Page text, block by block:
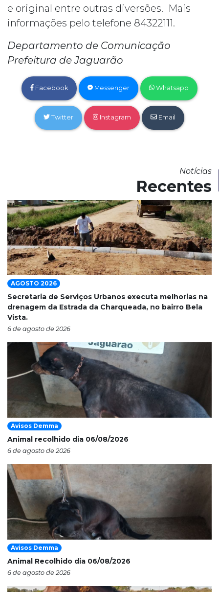
e original entre outras diversões. Mais
informações pelo telefone 84322111.
Departamento de Comunicação
Prefeitura de Jaguarão
Facebook Messenger Whatsapp
Twitter Instagram Email
Notícias
Recentes
AGOSTO 2026
Secretaria de Serviços Urbanos executa melhorias na
drenagem da Estrada da Charqueada, no bairro Bela
Vista.
6 de agosto de 2026
Avisos Demma
Animal recolhido dia 06/08/2026
6 de agosto de 2026
Avisos Demma
Animal Recolhido dia 06/08/2026
6 de agosto de 2026